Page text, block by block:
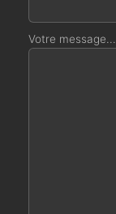
Votre message...